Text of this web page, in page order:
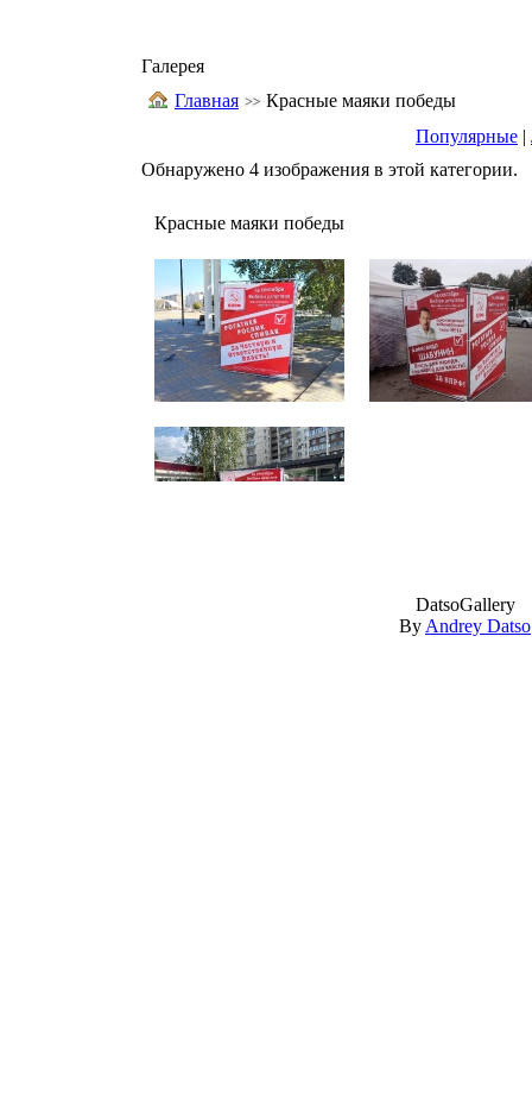
Галерея
Главная
Красные маяки победы
Популярные |
Обнаружено 4 изображения в этой категории.
Красные маяки победы
DatsoGallery
By Andrey Datso